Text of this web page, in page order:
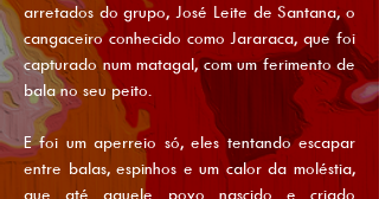
arretados do grupo, José Leite de Santana, o
cangaceiro conhecido como Jararaca, que foi
capturado num matagal, com um ferimento de
bala no seu peito.
E foi um aperreio só, eles tentando escapar
entre balas, espinhos e um calor da moléstia,
que até aquele povo nascido e criado